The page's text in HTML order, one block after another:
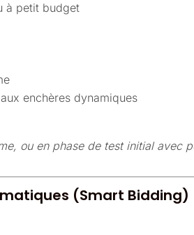
à petit budget
enchères dynamiques
ou en phase de test initial avec
(Smart Bidding)